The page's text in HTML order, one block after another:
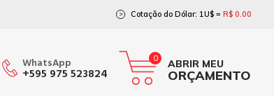
> Cotação do Dólar: 1U$ = R$ 0.00
WhatsApp
+595 975 523824
0 ABRIR MEU
ORÇAMENTO